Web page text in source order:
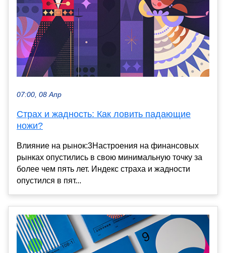
07:00, 08 Апр
Страх и жадность: Как ловить падающие
ножи?
Влияние на рынок:3Настроения на финансовых
рынках опустились в свою минимальную точку за
более чем пять лет. Индекс страха и жадности
опустился в пят...